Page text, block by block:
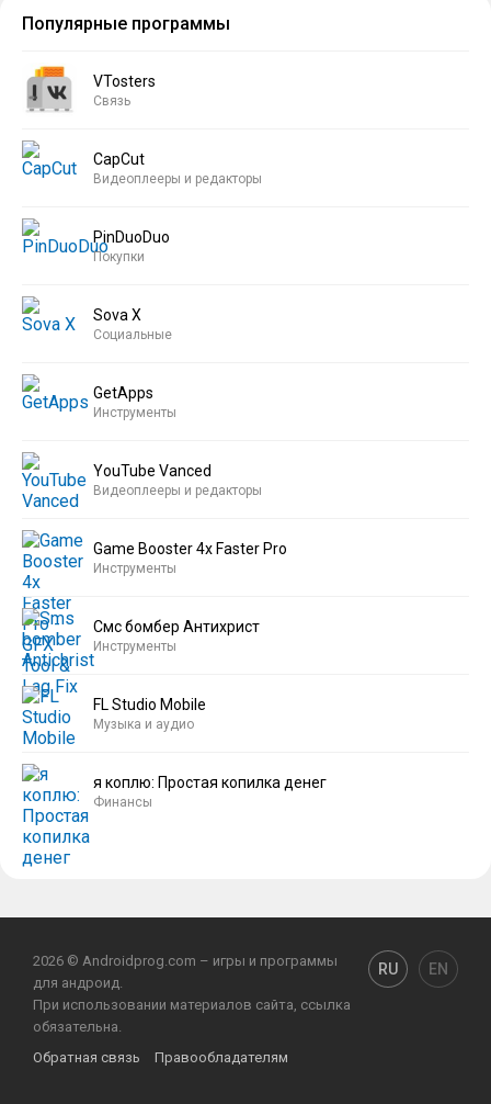
Популярные программы
VTosters
Связь
CapCut
Видеоплееры и редакторы
PinDuoDuo
Покупки
Sova X
Социальные
GetApps
Инструменты
YouTube Vanced
Видеоплееры и редакторы
Game Booster 4x Faster Pro
Инструменты
Смс бомбер Антихрист
Инструменты
FL Studio Mobile
Музыка и аудио
я коплю: Простая копилка денег
Финансы
2026 © Androidprog.com – игры и программы
для андроид.
При использовании материалов сайта, ссылка
обязательна.
Обратная связь
Правообладателям
RU EN